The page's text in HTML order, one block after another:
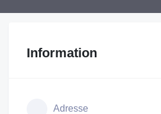
Information
Adresse